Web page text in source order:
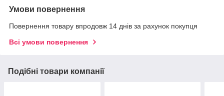
Умови повернення
Повернення товару впродовж 14 днів за рахунок покупця
Всі умови повернення
Подібні товари компанії